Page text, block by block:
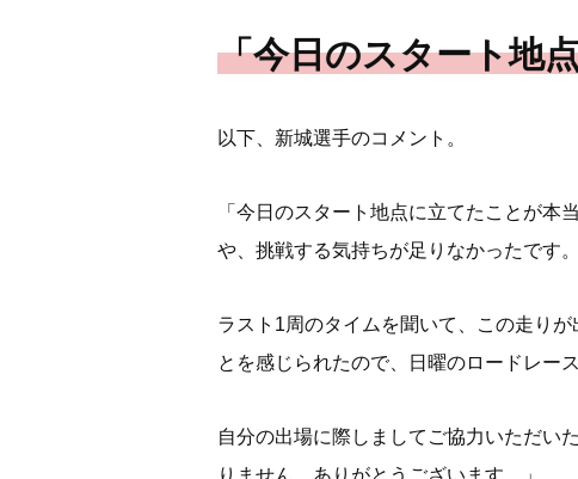
「今日のスタート地
以下、新城選手のコメント。
「今日のスタート地点に立てたことが
や、挑戦する気持ちが足りなかったです。
ラスト1周のタイムを聞いて、この走り
とを感じられたので、日曜のロードレー
自分の出場に際しましてご協力いただい
りません。ありがとうございます。」